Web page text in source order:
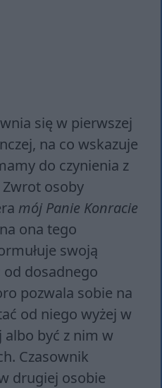
się w pierwszej
na co wskazuje
do czynienia z
osoby
mój Panie Konracie
ona tego
swoją
dosadnego
pozwala sobie na
od niego wyżej w
albo być z nim w
Czasownik
drugiej osobie